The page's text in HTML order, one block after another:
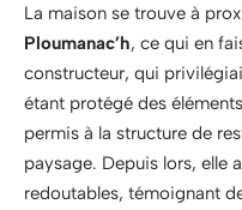
La maison se trouve à
Ploumanac’h, ce qui en
constructeur, qui
étant protégé des
permis à la structure de
paysage. Depuis lors, elle
redoutables, témoignant